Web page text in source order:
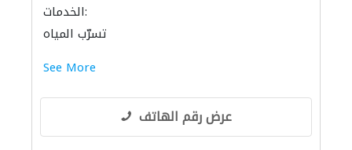
الخدمات:
تسرّب المياه
See More
عرض رقم الهاتف